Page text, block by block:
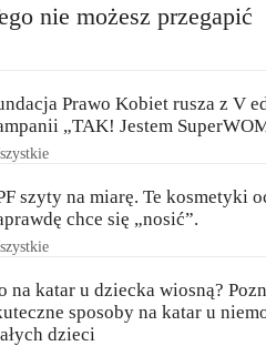
nie możesz przegapić
Prawo Kobiet rusza z V
„TAK! Jestem
szyty na miarę. Te kosmetyki
chce się „nosić”.
na katar u dziecka wiosną?
sposoby na katar u
dzieci